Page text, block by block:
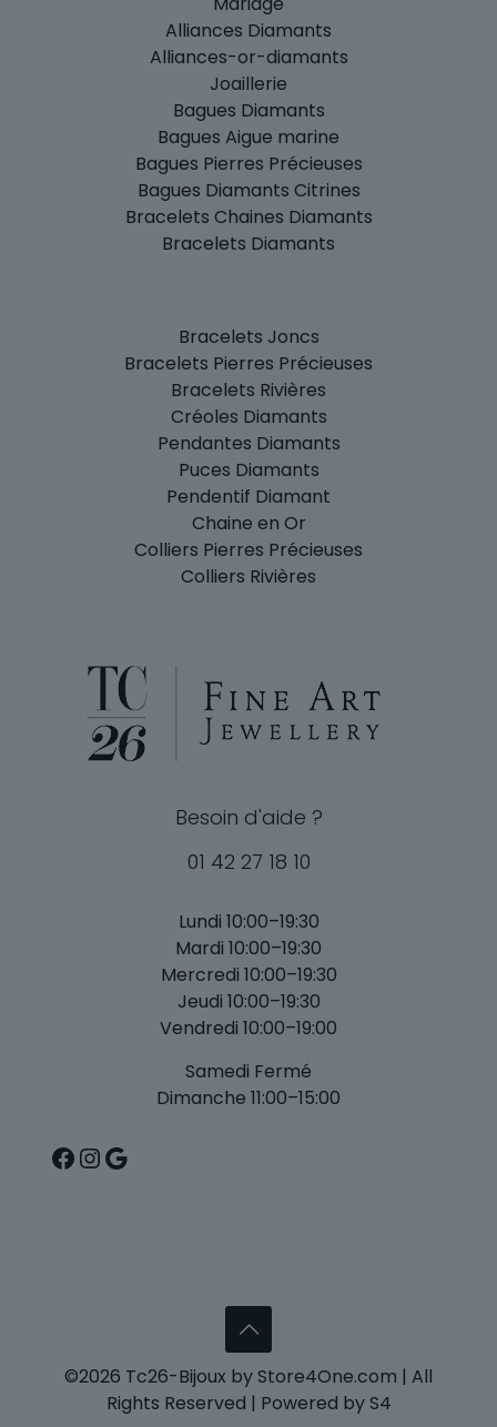
Alliances Diamants
Alliances-or-diamants
Joaillerie
Bagues Diamants
Bagues Aigue marine
Bagues Pierres Précieuses
Bagues Diamants Citrines
Bracelets Chaines Diamants
Bracelets Diamants
Bracelets Joncs
Bracelets Pierres Précieuses
Bracelets Rivières
Créoles Diamants
Pendantes Diamants
Puces Diamants
Pendentif Diamant
Chaine en Or
Colliers Pierres Précieuses
Colliers Rivières
Besoin d'aide ?
01 42 27 18 10
Lundi 10:00–19:30
Mardi 10:00–19:30
Mercredi 10:00–19:30
Jeudi 10:00–19:30
Vendredi 10:00–19:00
Samedi Fermé
Dimanche 11:00–15:00
Facebook
Instagram
Google
©2026 Tc26-Bijoux by Store4One.com | All
Rights Reserved | Powered by S4